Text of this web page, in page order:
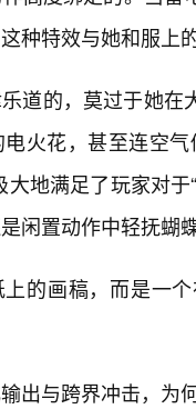
种特效与她和服上
道的，莫过于她在
火花，甚至连空
大地满足了玩家对
闲置动作中轻抚蝴
的画稿，而是一
出与跨界冲击，为